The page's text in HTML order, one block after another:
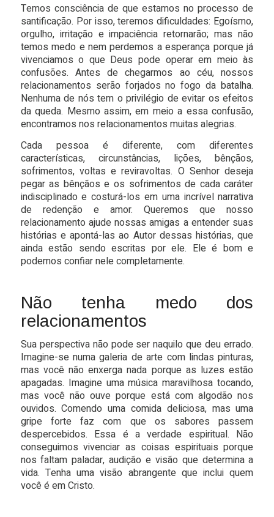
Temos consciência de que estamos no processo de
santificação. Por isso, teremos dificuldades: Egoísmo,
orgulho, irritação e impaciência retornarão; mas não
temos medo e nem perdemos a esperança porque já
vivenciamos o que Deus pode operar em meio às
confusões. Antes de chegarmos ao céu, nossos
relacionamentos serão forjados no fogo da batalha.
Nenhuma de nós tem o privilégio de evitar os efeitos
da queda. Mesmo assim, em meio a essa confusão,
encontramos nos relacionamentos muitas alegrias.
Cada pessoa é diferente, com diferentes
características, circunstâncias, lições, bênçãos,
sofrimentos, voltas e reviravoltas. O Senhor deseja
pegar as bênçãos e os sofrimentos de cada caráter
indisciplinado e costurá-los em uma incrível narrativa
de redenção e amor. Queremos que nosso
relacionamento ajude nossas amigas a entender suas
histórias e apontá-las ao Autor dessas histórias, que
ainda estão sendo escritas por ele. Ele é bom e
podemos confiar nele completamente.
Não tenha medo dos
relacionamentos
Sua perspectiva não pode ser naquilo que deu errado.
Imagine-se numa galeria de arte com lindas pinturas,
mas você não enxerga nada porque as luzes estão
apagadas. Imagine uma música maravilhosa tocando,
mas você não ouve porque está com algodão nos
ouvidos. Comendo uma comida deliciosa, mas uma
gripe forte faz com que os sabores passem
despercebidos. Essa é a verdade espiritual. Não
conseguimos vivenciar as coisas espirituais porque
nos faltam paladar, audição e visão que determina a
vida. Tenha uma visão abrangente que inclui quem
você é em Cristo.